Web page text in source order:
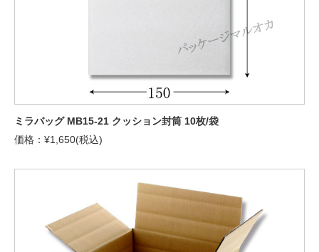
ミラバッグ MB15-21 クッション封筒 10枚/袋
価格：¥1,650(税込)